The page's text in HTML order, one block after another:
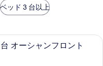
ベッド 3 台以上
激性寝具、セーフティボックス
オーシャンフロント